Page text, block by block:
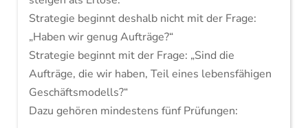
Strategie beginnt deshalb nicht mit der Frage:
„Haben wir genug Aufträge?“
Strategie beginnt mit der Frage: „Sind die
Aufträge, die wir haben, Teil eines lebensfähigen
Geschäftsmodells?“
Dazu gehören mindestens fünf Prüfungen: